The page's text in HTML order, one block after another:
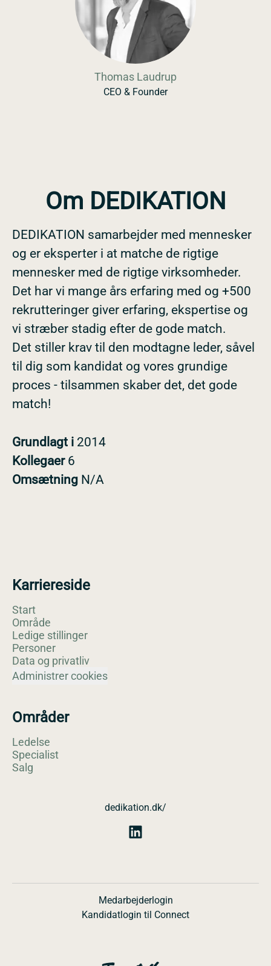
Thomas Laudrup
CEO & Founder
Om DEDIKATION
DEDIKATION samarbejder med mennesker
og er eksperter i at matche de rigtige
mennesker med de rigtige virksomheder.
Det har vi mange års erfaring med og +500
rekrutteringer giver erfaring, ekspertise og
vi stræber stadig efter de gode match.
Det stiller krav til den modtagne leder, såvel
til dig som kandidat og vores grundige
proces - tilsammen skaber det, det gode
match!
Grundlagt i 2014
Kollegaer 6
Omsætning N/A
Karriereside
Start
Område
Ledige stillinger
Personer
Data og privatliv
Administrer cookies
Områder
Ledelse
Specialist
Salg
dedikation.dk/
Medarbejderlogin
Kandidatlogin til Connect